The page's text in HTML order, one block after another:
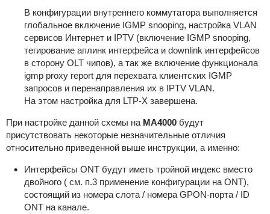
В конфигурации внутреннего коммутатора выполняется
глобальное включение IGMP snooping, настройка VLAN
сервисов Интернет и IPTV (включение IGMP snooping,
тегирование аплинк интерфейса и downlink интерфейсов
в сторону OLT чипов), а так же включение функционала
igmp proxy report для перехвата клиентских IGMP
запросов и перенаправления их в IPTV VLAN.
На этом настройка для LTP-X завершена.
При настройке данной схемы на MA4000будут
присутствовать некоторые незначительные отличия
относительно приведенной выше инструкции, а именно:
Интерфейсы ONT будут иметь тройной индекс вместо
двойного ( см. п.3 применение конфигурации на ONT),
состоящий из номера слота / номера GPON-порта / ID
ONT на канале.